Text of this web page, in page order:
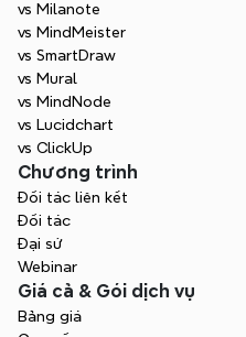
vs Milanote
vs MindMeister
vs SmartDraw
vs Mural
vs MindNode
vs Lucidchart
vs ClickUp
Chương trình
Đối tác liên kết
Đối tác
Đại sứ
Webinar
Giá cả & Gói dịch vụ
Bảng giá